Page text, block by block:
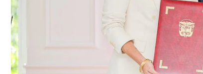
Buscador
Comunicados
Catálogos